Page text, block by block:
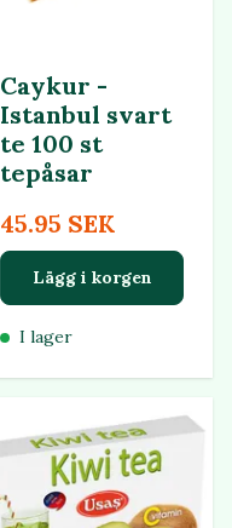
Caykur -
Istanbul svart
te 100 st
tepåsar
45.95 SEK
Lägg i korgen
I lager